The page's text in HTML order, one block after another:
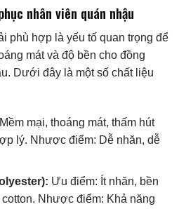
nhân viên quán nhậu
phù hợp là yếu tố quan trọng để
mát và độ bền cho đồng
Dưới đây là một số chất liệu
mại, thoáng mát, thấm hút
lý. Nhược điểm: Dễ nhăn, dễ
Ưu điểm: Ít nhăn, bền
Nhược điểm: Khả năng